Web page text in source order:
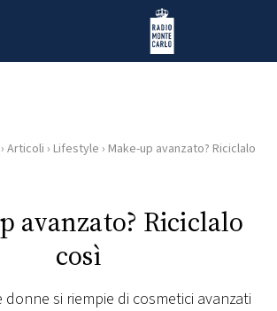
Radio Monte Carlo
› Articoli › Lifestyle › Make-up avanzato? Riciclalo
avanzato? Riciclalo
così
si riempie di cosmetici avanzati